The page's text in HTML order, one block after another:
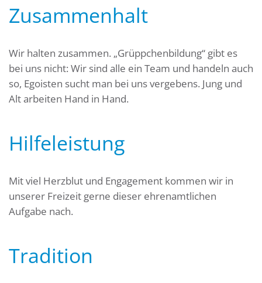
Zusammenhalt
Wir halten zusammen. „Grüppchenbildung“ gibt es
bei uns nicht: Wir sind alle ein Team und handeln auch
so, Egoisten sucht man bei uns vergebens. Jung und
Alt arbeiten Hand in Hand.
Hilfeleistung
Mit viel Herzblut und Engagement kommen wir in
unserer Freizeit gerne dieser ehrenamtlichen
Aufgabe nach.
Tradition